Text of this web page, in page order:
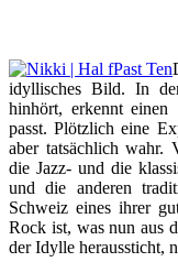
idyllisches Bild. In
hinhört, erkennt
passt. Plötzlich eine
aber tatsächlich wahr.
die Jazz- und die
und die anderen
Schweiz eines ihrer
Rock ist, was nun aus
der Idylle heraussticht,